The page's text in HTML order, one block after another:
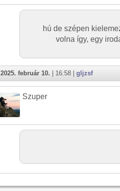
hú de szépen
volna így, egy
2025. február 10. | 16:58 | gljzsf
Szuper